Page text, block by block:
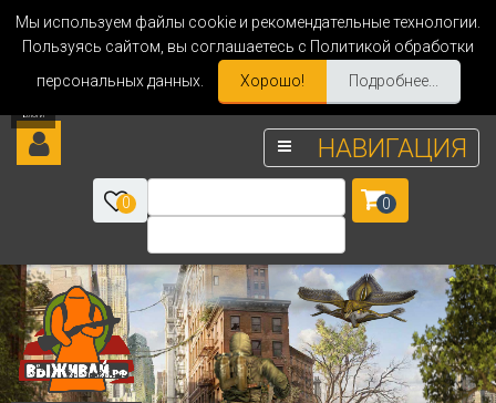
Мы используем файлы cookie и рекомендательные технологии.
Пользуясь сайтом, вы соглашаетесь с Политикой обработки
персональных данных.
Хорошо! Подробнее...
НАВИГАЦИЯ
0 0